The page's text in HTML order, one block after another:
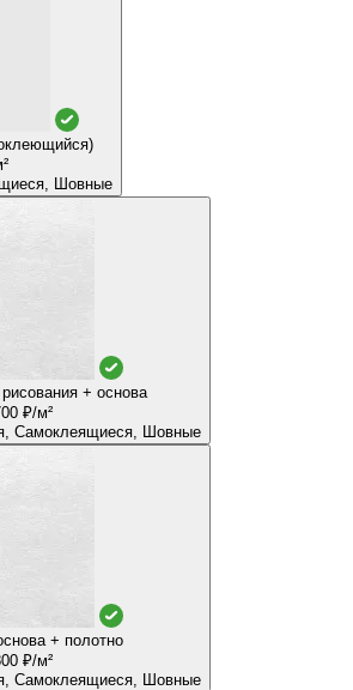
Моющиеся, Самоклеящиеся, Шовные
+ основа
₽/м²
Магнитные, Моющиеся, Самоклеящиеся, Шовные
+ полотно
₽/м²
Магнитные, Моющиеся, Самоклеящиеся, Шовные